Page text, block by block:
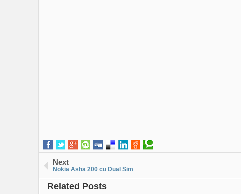
Next
Nokia Asha 200 cu Dual Sim
Related Posts